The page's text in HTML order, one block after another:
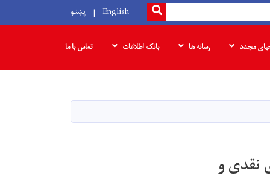
SEARCH
English پښتو
مجدد رسانه ها بانک‌ اطلاعات تماس با ما
نقدی و